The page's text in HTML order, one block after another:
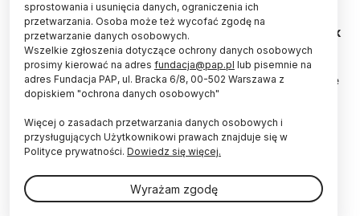
Jesteśmy "ogromnie zainteresowani" rozwojem
sektora kosmicznego - powiedziała w poniedziałek
podczas Forum Satelitarnego 2017 wiceminister
rozwoju Jadwiga Emilewicz. Dodała, że zgodnie z
szacunkami KE ok. 7-8 proc. PKB jest wytwarzane
przy pomocy aplikacji satelitarnych.
Forum Satelitarne 2017, które odbywa się w
poniedziałek w Centrum Zaawansowanych
Materiałów i Technologii CEZAMAT w Warszawie, to
największa w tym roku konferencja poświęcona
sprostowania i usunięcia danych, ograniczenia ich
przetwarzania. Osoba może też wycofać zgodę na
przetwarzanie danych osobowych.
Wszelkie zgłoszenia dotyczące ochrony danych osobowych
prosimy kierować na adres fundacja@pap.pl lub pisemnie na
adres Fundacja PAP, ul. Bracka 6/8, 00-502 Warszawa z
dopiskiem "ochrona danych osobowych"
Więcej o zasadach przetwarzania danych osobowych i
przysługujących Użytkownikowi prawach znajduje się w
Polityce prywatności. Dowiedz się więcej.
Wyrażam zgodę